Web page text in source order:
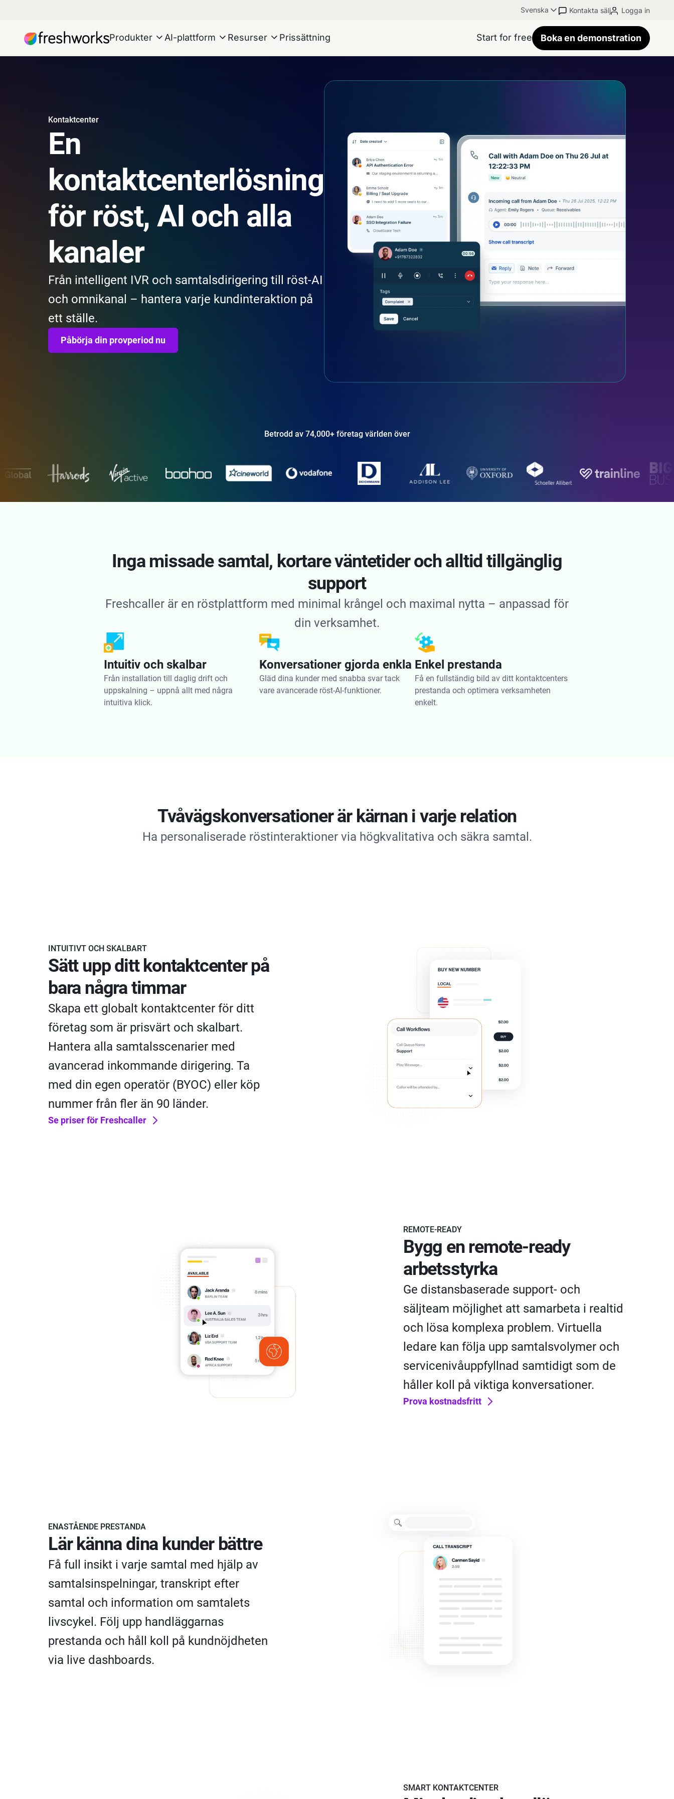
Svenska Kontakta sälj Logga in
Produkter AI-plattform Resurser Prissättning Start for free Boka en demonstration
Kontaktcenter
En
kontaktcenterlösning
för röst, AI och alla
kanaler
Från intelligent IVR och samtalsdirigering till röst-AI
och omnikanal – hantera varje kundinteraktion på
ett ställe.
Påbörja din provperiod nu
Betrodd av 74,000+ företag världen över
Inga missade samtal, kortare väntetider och alltid tillgänglig
support
Freshcaller är en röstplattform med minimal krångel och maximal nytta – anpassad för
din verksamhet.
Intuitiv och skalbar
Från installation till daglig drift och
uppskalning – uppnå allt med några
intuitiva klick.
Konversationer gjorda enkla
Gläd dina kunder med snabba svar tack
vare avancerade röst-AI-funktioner.
Enkel prestanda
Få en fullständig bild av ditt kontaktcenters
prestanda och optimera verksamheten
enkelt.
Tvåvägskonversationer är kärnan i varje relation
Ha personaliserade röstinteraktioner via högkvalitativa och säkra samtal.
INTUITIVT OCH SKALBART
Sätt upp ditt kontaktcenter på
bara några timmar
Skapa ett globalt kontaktcenter för ditt
företag som är prisvärt och skalbart.
Hantera alla samtalsscenarier med
avancerad inkommande dirigering. Ta
med din egen operatör (BYOC) eller köp
nummer från fler än 90 länder.
Se priser för Freshcaller
REMOTE-READY
Bygg en remote-ready
arbetsstyrka
Ge distansbaserade support- och
säljteam möjlighet att samarbeta i realtid
och lösa komplexa problem. Virtuella
ledare kan följa upp samtalsvolymer och
servicenivåuppfyllnad samtidigt som de
håller koll på viktiga konversationer.
Prova kostnadsfritt
ENASTÅENDE PRESTANDA
Lär känna dina kunder bättre
Få full insikt i varje samtal med hjälp av
samtalsinspelningar, transkript efter
samtal och information om samtalets
livscykel. Följ upp handläggarnas
prestanda och håll koll på kundnöjdheten
via live dashboards.
SMART KONTAKTCENTER